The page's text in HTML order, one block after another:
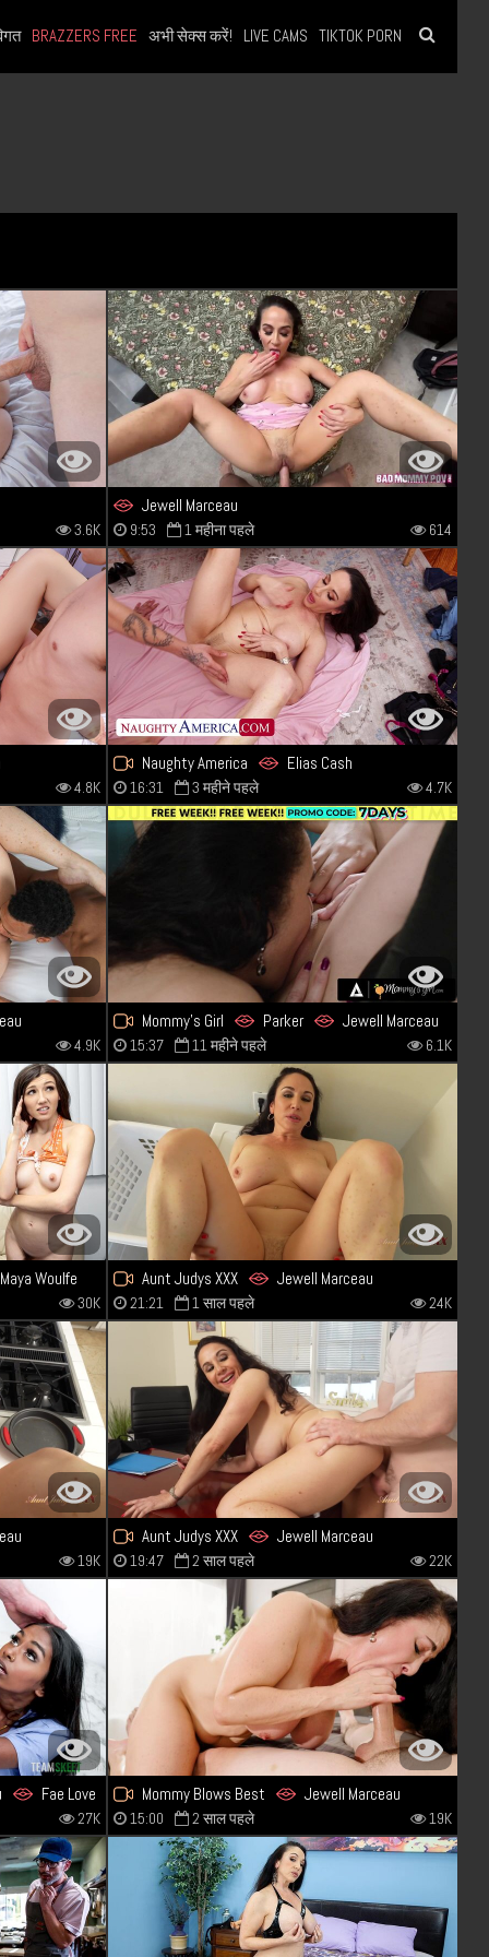
BRAZZERS FREE अभी सेक्स करें! LIVE CAMS TIKTOK PORN
3.6K
Jewell Marceau
9:53 1 महीना पहले 614
4.8K
Naughty America
Elias Cash
Jewell Marceau
16:31 3 महीने पहले 4.7K
4.9K
Mommy's Girl Parker Jewell Marceau
15:37 11 महीने पहले 6.1K
Maya Woulfe
30K
Aunt Judys XXX Jewell Marceau
21:21 1 साल पहले 24K
19K
Aunt Judys XXX Jewell Marceau
19:47 2 साल पहले 22K
Fae Love
27K
Mommy Blows Best Jewell Marceau
15:00 2 साल पहले 19K